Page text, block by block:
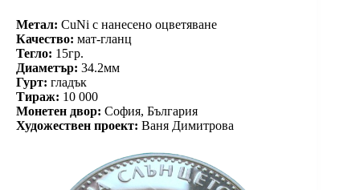
Метал: CuNi с нанесено оцветяване
Качество: мат-гланц
Тегло: 15гр.
Диаметър: 34.2мм
Гурт: гладък
Тираж: 10 000
Монетен двор: София, България
Художествен проект: Ваня Димитрова